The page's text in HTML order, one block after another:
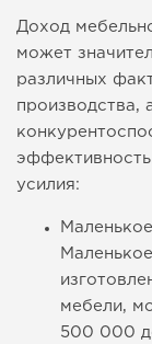
Доход
может
различных
производства,
усилия:
мебели,
500 000